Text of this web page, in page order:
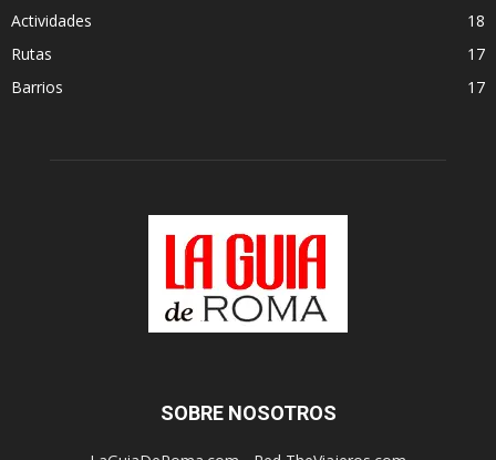
Actividades
18
Rutas
17
Barrios
17
SOBRE NOSOTROS